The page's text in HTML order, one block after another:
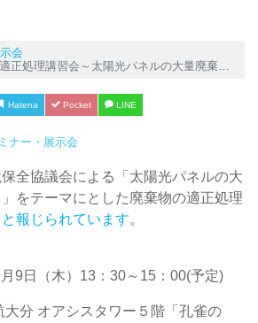
会
理講習会～太陽光パネルの大量廃棄時代に向けて～
Hatena Pocket LINE
ナー・展示会
全協議会による「太陽光パネルの大
をテーマにとした廃棄物の適正処理
報じられています。
9日（木）13：30～15：00(予定)
分 オアシスタワー５階「孔雀の